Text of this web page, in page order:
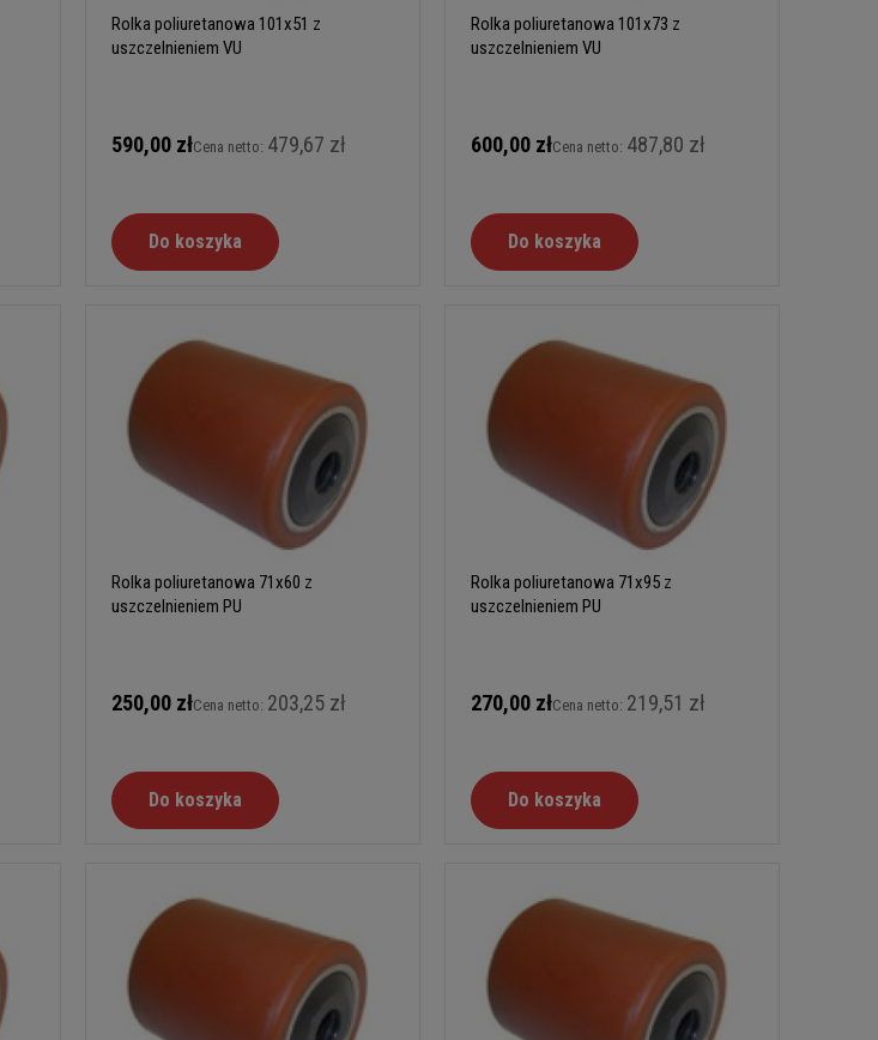
Rolka poliuretanowa 101x51 z
uszczelnieniem VU
590,00 złCena netto: 479,67 zł
Do koszyka
Rolka poliuretanowa 101x73 z
uszczelnieniem VU
600,00 złCena netto: 487,80 zł
Do koszyka
Rolka poliuretanowa 71x60 z
uszczelnieniem PU
250,00 złCena netto: 203,25 zł
Do koszyka
Rolka poliuretanowa 71x95 z
uszczelnieniem PU
270,00 złCena netto: 219,51 zł
Do koszyka